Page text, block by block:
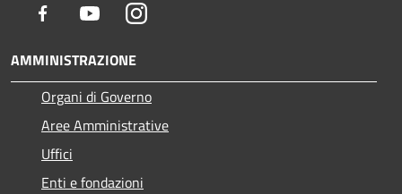
Facebook YoutubeInstagram
AMMINISTRAZIONE
Organi di Governo
Aree Amministrative
Uffici
Enti e fondazioni